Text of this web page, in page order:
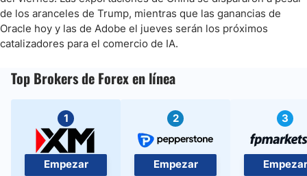
de los aranceles de Trump, mientras que las ganancias de
Oracle hoy y las de Adobe el jueves serán los próximos
catalizadores para el comercio de IA.
Top Brokers de Forex en línea
1
Empezar
2
Empezar
3
Empezar